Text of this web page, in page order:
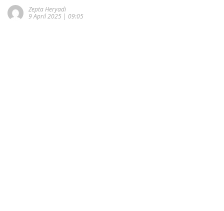
Zepta Heryadi
9 April 2025 | 09:05